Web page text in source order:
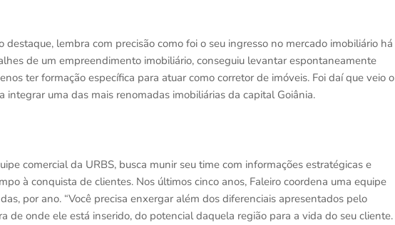
destaque, lembra com precisão como foi o seu ingresso no mercado imobiliário há
de um empreendimento imobiliário, conseguiu levantar espontaneamente
ter formação específica para atuar como corretor de imóveis. Foi daí que veio o
integrar uma das mais renomadas imobiliárias da capital Goiânia.
comercial da URBS, busca munir seu time com informações estratégicas e
à conquista de clientes. Nos últimos cinco anos, Faleiro coordena uma equipe
por ano. “Você precisa enxergar além dos diferenciais apresentados pelo
de onde ele está inserido, do potencial daquela região para a vida do seu cliente.